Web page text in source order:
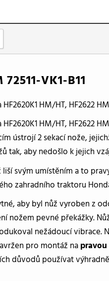
VK1-B11
HM/HT, HF2622
HM/HT, HF2622
ústrojí 2 sekací nože,
tak, aby nedošlo k jejich
svým umístěním a to
zahradního traktoru
aby byl nůž vyroben z
nožem pevné překážky.
nežádoucí vibrace.
pro montáž na
důvodů používat